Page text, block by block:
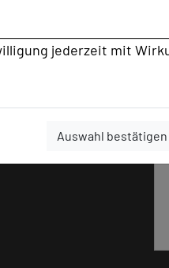
jederzeit mit
Auswahl bestätigen